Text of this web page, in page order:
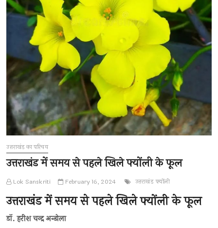
उत्तराखंड का परिचय
उत्तराखंड में समय से पहले खिले फ्योंली के फूल
Lok Sanskriti February 16, 2024 उत्तराखंड फ्योंली
उत्तराखंड में समय से पहले खिले फ्योंली के फूल
डॉ. हरीश चन्द्र अन्डोला